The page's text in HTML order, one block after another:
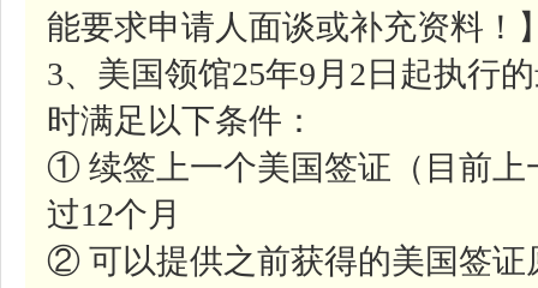
能要求申请人面谈或补充资料！
3、美国领馆25年9月2日起执行
时满足以下条件：
① 续签上一个美国签证（目前上
过12个月
② 可以提供之前获得的美国签证